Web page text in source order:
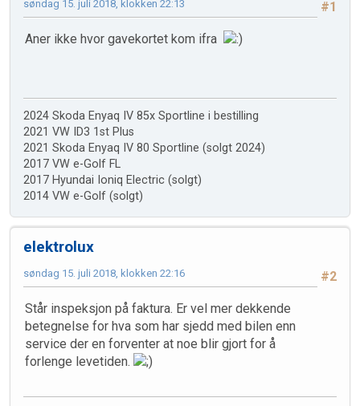
#1
søndag 15. juli 2018, klokken 22:13
Aner ikke hvor gavekortet kom ifra
2024 Skoda Enyaq IV 85x Sportline i bestilling
2021 VW ID3 1st Plus
2021 Skoda Enyaq IV 80 Sportline (solgt 2024)
2017 VW e-Golf FL
2017 Hyundai Ioniq Electric (solgt)
2014 VW e-Golf (solgt)
elektrolux
#2
søndag 15. juli 2018, klokken 22:16
Står inspeksjon på faktura. Er vel mer dekkende
betegnelse for hva som har sjedd med bilen enn
service der en forventer at noe blir gjort for å
forlenge levetiden.